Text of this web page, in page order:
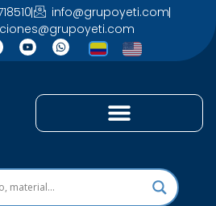
info@grupoyeti.com